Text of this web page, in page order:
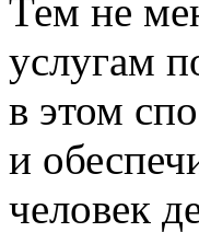
Тем не
услугам
в этом
и
человек